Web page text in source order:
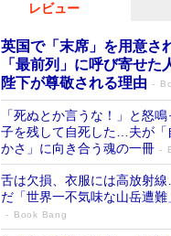
レビュー
英国で「末席」を用意さ
「最前列」に呼び寄せ
陛下が尊敬される理由
「死ぬとか言うな！」と怒
子を残して自死した…夫が「
かさ」に向き合う魂の一冊
舌は欠損、衣服には高放射
だ「世界一不気味な山岳遭難
Book Bang